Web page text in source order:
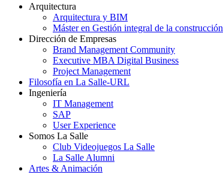
Arquitectura
Arquitectura y BIM
Máster en Gestión integral de la construcción
Dirección de Empresas
Brand Management Community
Executive MBA Digital Business
Project Management
Filosofía en La Salle-URL
Ingeniería
IT Management
SAP
User Experience
Somos La Salle
Club Videojuegos La Salle
La Salle Alumni
Artes & Animación